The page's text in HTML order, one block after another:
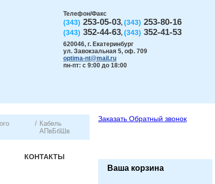
Телефон/Факс
(343) 253-05-03, (343) 253-80-16
(343) 352-44-63, (343) 352-41-53
620046, г. Екатеринбург
ул. Завокзальная 5, оф. 709
optima-nt@mail.ru
пн-пт: с 9:00 до 18:00
КОНТАКТЫ
/ Кабель
АПвБбШв
Заказать Обратный звонок
Ваша корзина